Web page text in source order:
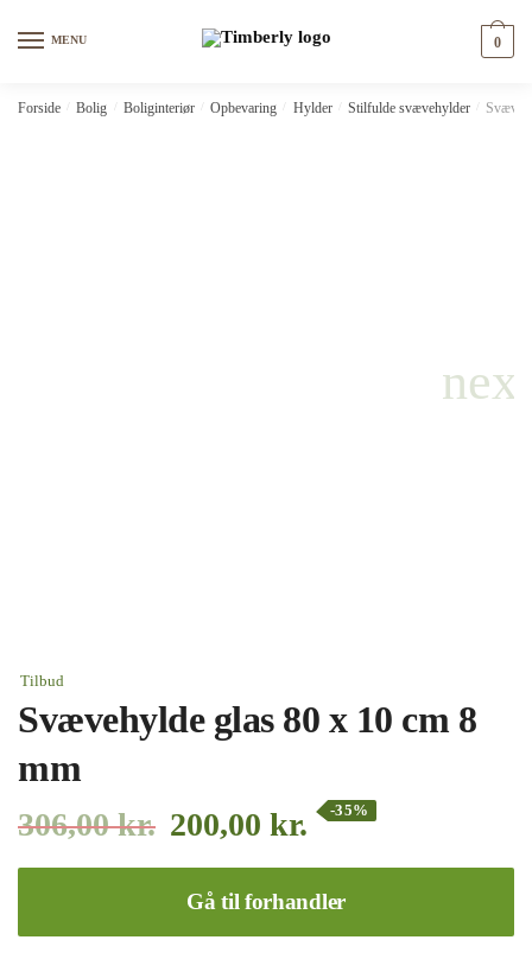
MENU 0
Forside Bolig Boliginteriør Opbevaring Hylder Stilfulde svævehylder
Tilbud
Svævehylde glas 80 x 10 cm 8
mm
306,00kr. 200,00 kr. -35%
Gå til forhandler